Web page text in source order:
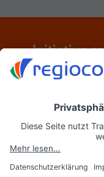
Initiative
Jetzt